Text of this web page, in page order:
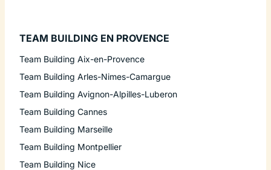
TEAM BUILDING EN PROVENCE
Team Building Aix-en-Provence
Team Building Arles-Nimes-Camargue
Team Building Avignon-Alpilles-Luberon
Team Building Cannes
Team Building Marseille
Team Building Montpellier
Team Building Nice